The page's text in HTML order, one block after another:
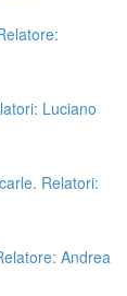
Luciano
Relatori:
Andrea